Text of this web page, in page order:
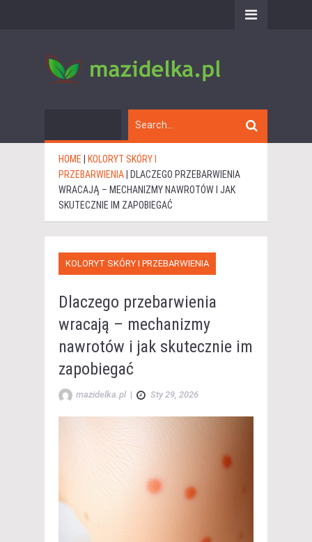
HOME
KOLORYT SKÓRY I
PRZEBARWIENIA
DLACZEGO PRZEBARWIENIA
WRACAJĄ – MECHANIZMY NAWROTÓW I JAK
SKUTECZNIE IM ZAPOBIEGAĆ
KOLORYT SKÓRY I PRZEBARWIENIA
Dlaczego przebarwienia
wracają – mechanizmy
nawrotów i jak skutecznie im
zapobiegać
mazidelka.pl | Sty 29, 2026